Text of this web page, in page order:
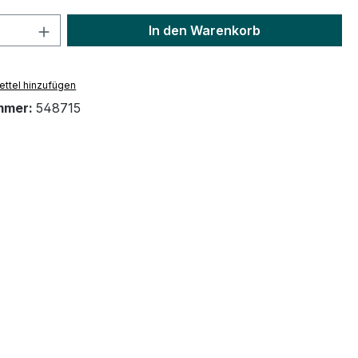
Anzahl: Gib den gewünschten Wert
In den Warenkorb
hinzufügen
548715